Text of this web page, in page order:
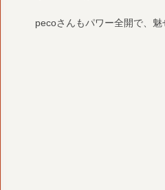
pecoさんもパワー全開で、魅